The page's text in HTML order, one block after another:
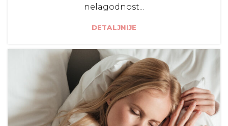
nelagodnost...
DETALJNIJE